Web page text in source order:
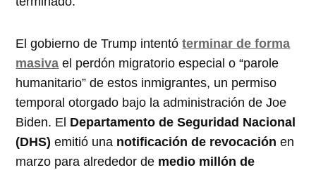
El gobierno de Trump intentóterminar de forma
masiva el perdón migratorio especial o “parole
humanitario” de estos inmigrantes, un permiso
temporal otorgado bajo la administración de Joe
Biden. El Departamento de Seguridad Nacional
(DHS) emitió una notificación de revocación en
marzo para alrededor de medio millón de